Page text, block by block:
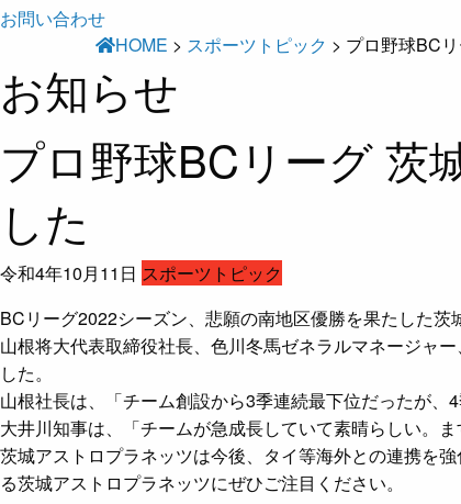
お問い合わせ
HOME > スポーツトピック > プロ野球BC
お知らせ
プロ野球BCリーグ 茨
した
令和4年10月11日 スポーツトピック
BCリーグ2022シーズン、悲願の南地区優勝を果たした茨
山根将大代表取締役社長、色川冬馬ゼネラルマネージャ
した。
山根社長は、「チーム創設から3季連続最下位だったが、
大井川知事は、「チームが急成長していて素晴らしい。
茨城アストロプラネッツは今後、タイ等海外との連携を
る茨城アストロプラネッツにぜひご注目ください。